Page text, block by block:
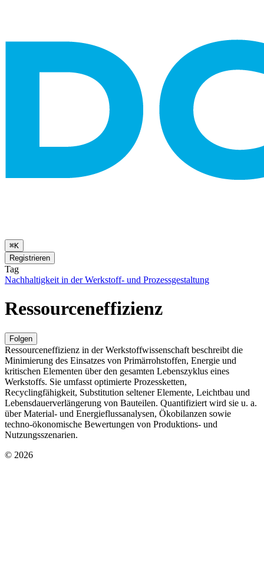
⌘K
Registrieren
Tag
Nachhaltigkeit in der Werkstoff- und Prozessgestaltung
Ressourceneffizienz
Folgen
Ressourceneffizienz in der Werkstoffwissenschaft beschreibt die
Minimierung des Einsatzes von Primärrohstoffen, Energie und
kritischen Elementen über den gesamten Lebenszyklus eines
Werkstoffs. Sie umfasst optimierte Prozessketten,
Recyclingfähigkeit, Substitution seltener Elemente, Leichtbau und
Lebensdauerverlängerung von Bauteilen. Quantifiziert wird sie u. a.
über Material- und Energieflussanalysen, Ökobilanzen sowie
techno-ökonomische Bewertungen von Produktions- und
Nutzungsszenarien.
© 2026